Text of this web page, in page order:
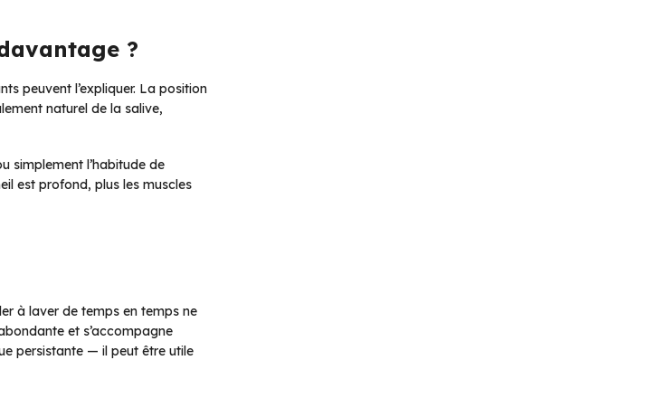
?
peuvent l’expliquer. La position
naturel de la salive,
simplement l’habitude de
est profond, plus les muscles
à laver de temps en temps ne
et s’accompagne
persistante — il peut être utile